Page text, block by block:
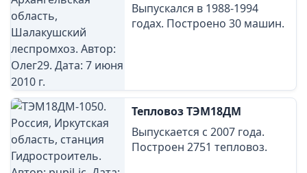
Выпускался в 1988-1994
годах. Построено 30 машин.
Тепловоз ТЭМ18ДМ
Выпускается с 2007 года.
Построен 2751 тепловоз.